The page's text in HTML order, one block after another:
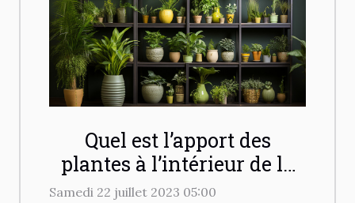
Quel est l’apport des
plantes à l’intérieur de la
maison
Samedi 22 juillet 2023 05:00